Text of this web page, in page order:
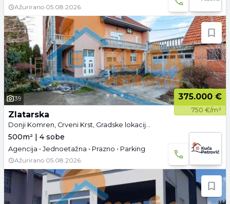
Ažurirano 05.08.2026.
39 375.000 €
750 €/m²
Zlatarska
Donji Komren, Crveni Krst, Gradske lokacije, Niš
500m² | 4 sobe
Agencija • Jednoetažna • Prazno • Parking
Ažurirano 05.08.2026.